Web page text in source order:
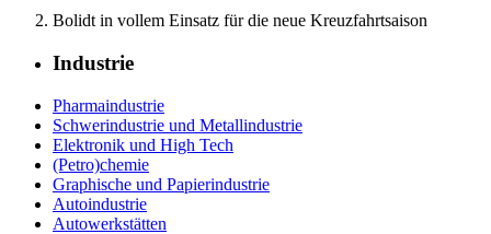
Bolidt in vollem Einsatz für die neue Kreuzfahrtsaison
Industrie
Pharmaindustrie
Schwerindustrie und Metallindustrie
Elektronik und High Tech
(Petro)chemie
Graphische und Papierindustrie
Autoindustrie
Autowerkstätten